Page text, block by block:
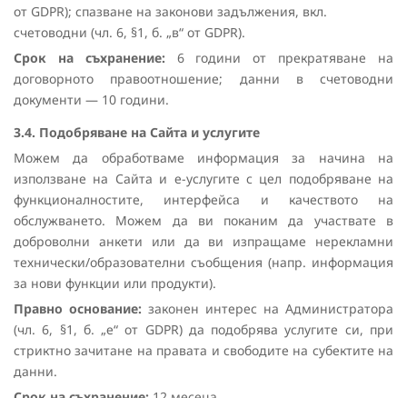
от GDPR); спазване на законови задължения, вкл.
счетоводни (чл. 6, §1, б. „в“ от GDPR).
Срок на съхранение: 6 години от прекратяване на
договорното правоотношение; данни в счетоводни
документи — 10 години.
3.4. Подобряване на Сайта и услугите
Можем да обработваме информация за начина на
използване на Сайта и е-услугите с цел подобряване на
функционалностите, интерфейса и качеството на
обслужването. Можем да ви поканим да участвате в
доброволни анкети или да ви изпращаме нерекламни
технически/образователни съобщения (напр. информация
за нови функции или продукти).
Правно основание: законен интерес на Администратора
(чл. 6, §1, б. „е“ от GDPR) да подобрява услугите си, при
стриктно зачитане на правата и свободите на субектите на
данни.